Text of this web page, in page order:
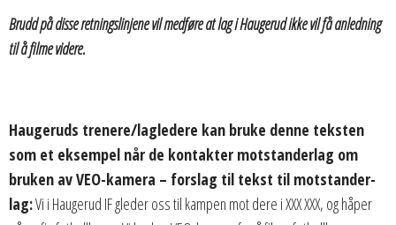
Brudd på disse retningslinjene vil medføre at lag i Haugerud ikke vil få anledning
til å filme videre.
Haugeruds trenere/lagledere kan bruke denne teksten
som et eksempel når de kontakter motstanderlag om
bruken av VEO-kamera – forslag til tekst til motstander-
lag:Vi i Haugerud IF gleder oss til kampen mot dere i XXX XXX, og håper